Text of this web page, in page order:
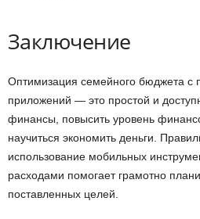
Заключение
Оптимизация семейного бюджета
приложений — это простой и
финансы, повысить уровень
научиться экономить деньги.
использование мобильных
расходами помогает грамотно
поставленных целей.